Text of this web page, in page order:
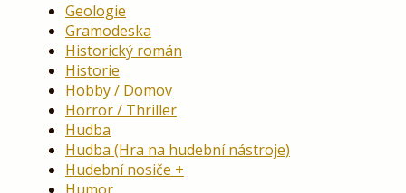
Geologie
Gramodeska
Historický román
Historie
Hobby / Domov
Horror / Thriller
Hudba
Hudba (Hra na hudební nástroje)
Hudební nosiče